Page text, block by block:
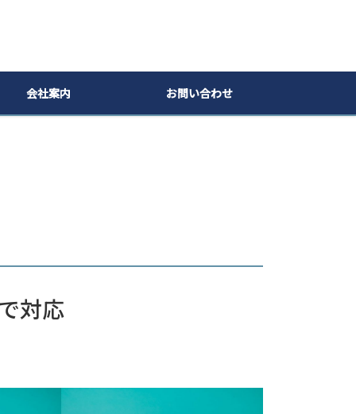
会社案内 お問い合わせ
対応